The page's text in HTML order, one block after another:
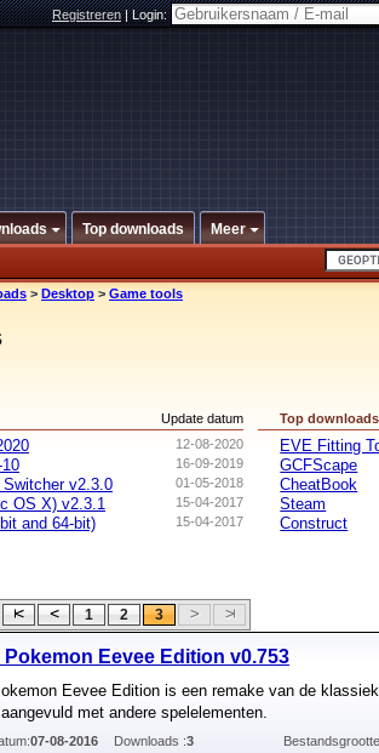
Registreren|Login:
Top downloads Meer
> Desktop > Game tools
Update datum
12-08-2020
16-09-2019
01-05-2018
v2.3.0
15-04-2017
OS X) v2.3.1
15-04-2017
and 64-bit)
Top downloads
EVE Fitting
GCFScape
CheatBook
Steam
Construct
1 2 3
Pokemon Eevee Edition v0.753
Eevee Edition is een remake van de
met andere spelelementen.
07-08-2016 Downloads :3